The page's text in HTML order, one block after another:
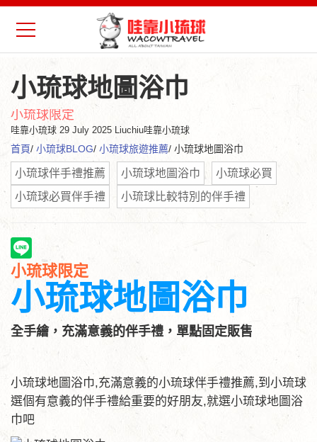
小琉球地圖浴巾
小琉球限定
哇靠小琉球 29 July 2025 Liuchiu哇靠小琉球
首頁/ 小琉球BLOG/ 小琉球旅遊推薦/ 小琉球地圖浴巾
小琉球伴手禮推薦 小琉球地圖浴巾
小琉球必買
小琉球必買伴手禮
小琉球比較特別的伴手禮
小琉球限定
小琉球地圖浴巾
全手繪，充滿意義的伴手禮，單點固定販售
小琉球地圖浴巾,充滿意義的小琉球伴手禮推薦,到小琉球
選個有意義的伴手禮給重要的好朋友,就選小琉球地圖浴
巾吧